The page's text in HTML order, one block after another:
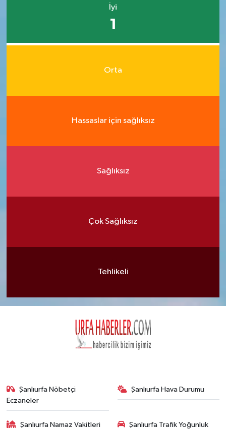
İyi
1
Orta
Hassaslar için sağlıksız
Sağlıksız
Çok Sağlıksız
Tehlikeli
Şanlıurfa Nöbetçi
Eczaneler
Şanlıurfa Hava Durumu
Şanlıurfa Namaz Vakitleri Şanlıurfa Trafik Yoğunluk